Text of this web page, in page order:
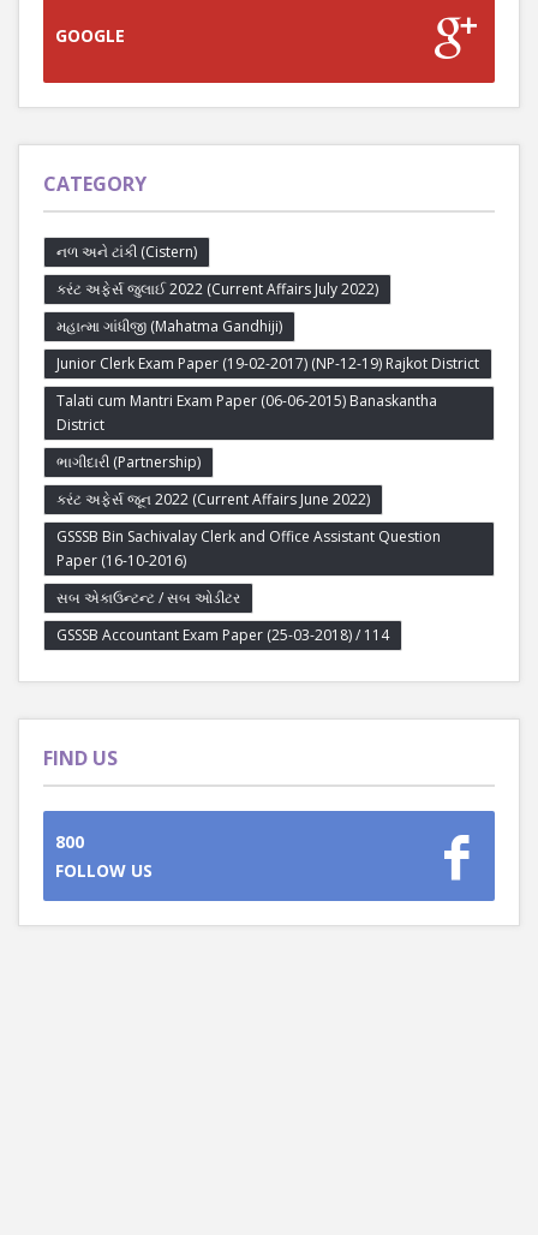
GOOGLE
CATEGORY
નળ અને ટાંકી (Cistern)
કરંટ અફેર્સ જુલાઈ 2022 (Current Affairs July 2022)
મહાત્મા ગાંધીજી (Mahatma Gandhiji)
Junior Clerk Exam Paper (19-02-2017) (NP-12-19) Rajkot District
Talati cum Mantri Exam Paper (06-06-2015) Banaskantha
District
ભાગીદારી (Partnership)
કરંટ અફેર્સ જૂન 2022 (Current Affairs June 2022)
GSSSB Bin Sachivalay Clerk and Office Assistant Question
Paper (16-10-2016)
સબ એકાઉન્ટન્ટ / સબ ઓડીટર
GSSSB Accountant Exam Paper (25-03-2018) / 114
FIND US
800
FOLLOW US